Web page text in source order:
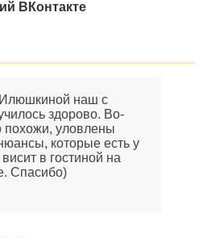
ВКонтакте
наш с
здорово. Во-
уловлены
которые есть у
в гостиной на
Спасибо)